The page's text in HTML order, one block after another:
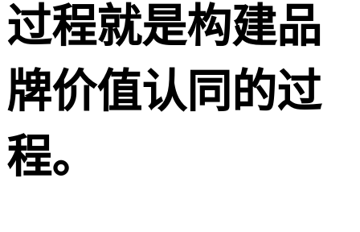
过程就是构建品
牌价值认同的过
程。